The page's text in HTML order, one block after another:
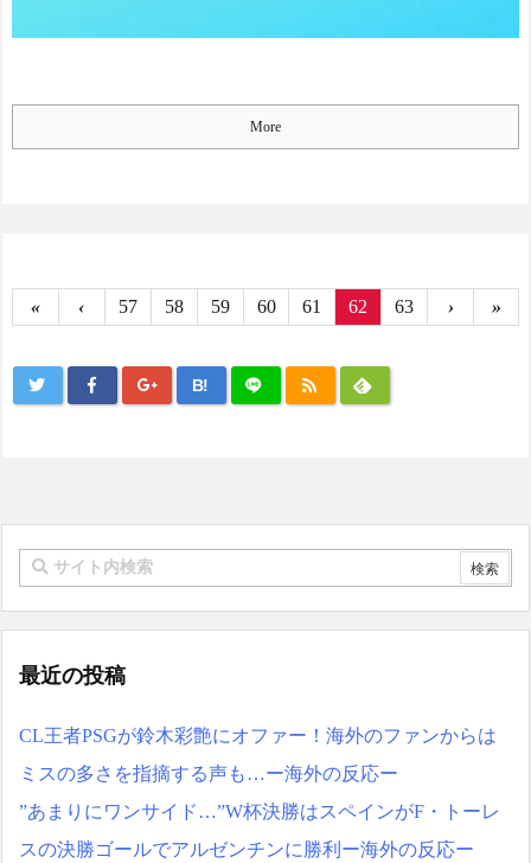
More
« ‹ 57 58 59 60 61 62 63 › »
B!
最近の投稿
CL王者PSGが鈴木彩艶にオファー！海外のファンからは
ミスの多さを指摘する声も…ー海外の反応ー
”あまりにワンサイド…”W杯決勝はスペインがF・トーレ
スの決勝ゴールでアルゼンチンに勝利ー海外の反応ー